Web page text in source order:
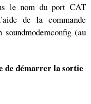
le nom du port CAT
de la commande
(au
de démarrer la sortie